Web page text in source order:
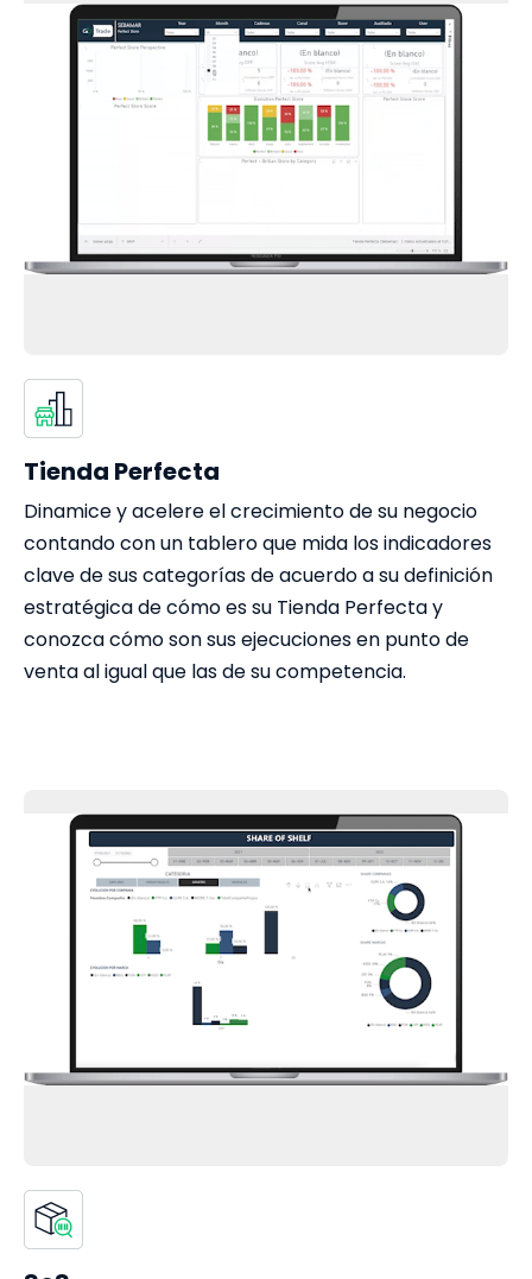
Tienda Perfecta
Dinamice y acelere el crecimiento de su negocio
contando con un tablero que mida los indicadores
clave de sus categorías de acuerdo a su definición
estratégica de cómo es su Tienda Perfecta y
conozca cómo son sus ejecuciones en punto de
venta al igual que las de su competencia.